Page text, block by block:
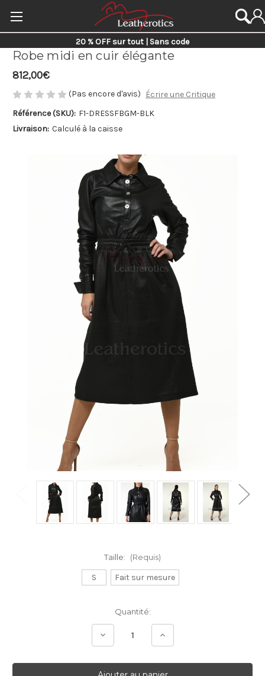
20 % OFF sur tout | Sans code
Robe midi en cuir élégante
812,00€
(Pas encore d'avis)
Écrire une Critique
Référence (SKU): F1-DRESSFBGM-BLK
Livraison: Calculé à la caisse
Taille: (Requis)
S Fait sur mesure
Quantité:
Diminuer Augmenter